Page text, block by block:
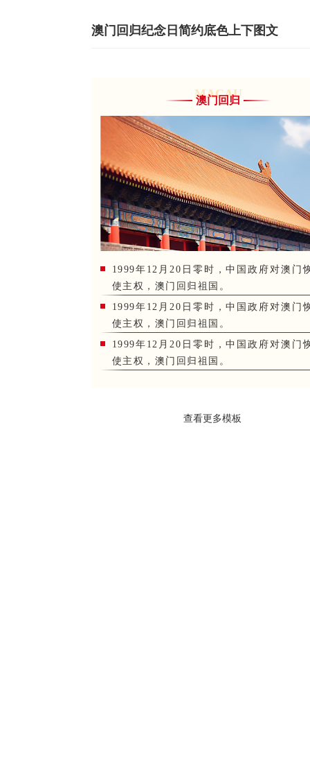
澳门回归纪念日简约底色上下图文
MACAU
澳门回归
1999年12月20日零时，中国政府对澳门
使主权，澳门回归祖国。
1999年12月20日零时，中国政府对澳门
使主权，澳门回归祖国。
1999年12月20日零时，中国政府对澳门
使主权，澳门回归祖国。
查看更多模板